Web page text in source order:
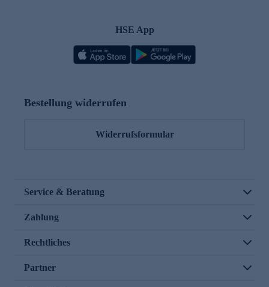
HSE App
Bestellung widerrufen
Widerrufsformular
Service & Beratung
Zahlung
Rechtliches
Partner